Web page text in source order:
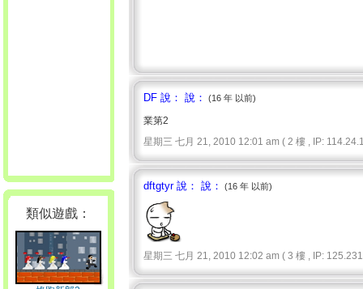
類似遊戲：
DF 說： 說： (16 年 以前)
業第2
星期三 七月 21, 2010 12:01 am ( 2 樓 , IP:
dftgtyr 說： 說： (16 年 以前)
星期三 七月 21, 2010 12:02 am ( 3 樓 , IP: